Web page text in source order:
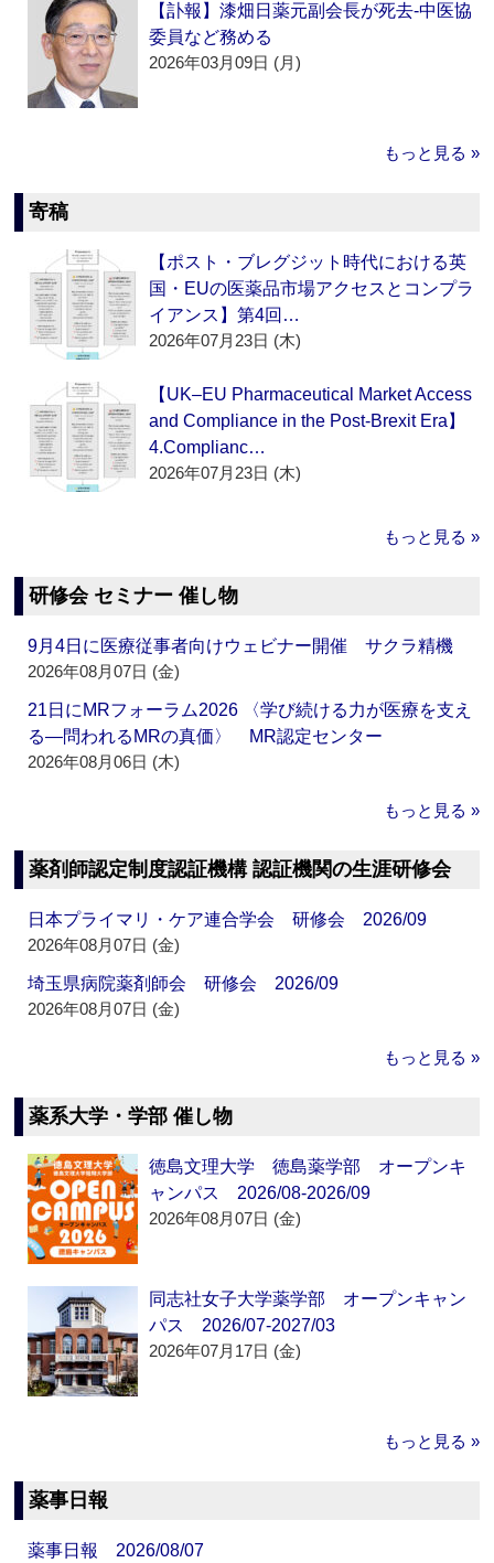
【訃報】漆畑日薬元副会長が死去‐中医協
委員など務める
2026年03月09日 (月)
もっと見る »
寄稿
【ポスト・ブレグジット時代における英
国・EUの医薬品市場アクセスとコンプラ
イアンス】第4回…
2026年07月23日 (木)
【UK–EU Pharmaceutical Market Access
and Compliance in the Post-Brexit Era】
4.Complianc…
2026年07月23日 (木)
もっと見る »
研修会 セミナー 催し物
9月4日に医療従事者向けウェビナー開催 サクラ精機
2026年08月07日 (金)
21日にMRフォーラム2026 〈学び続ける力が医療を支え
る―問われるMRの真価〉 MR認定センター
2026年08月06日 (木)
もっと見る »
薬剤師認定制度認証機構 認証機関の生涯研修会
日本プライマリ・ケア連合学会 研修会 2026/09
2026年08月07日 (金)
埼玉県病院薬剤師会 研修会 2026/09
2026年08月07日 (金)
もっと見る »
薬系大学・学部 催し物
徳島文理大学 徳島薬学部 オープンキ
ャンパス 2026/08-2026/09
2026年08月07日 (金)
同志社女子大学薬学部 オープンキャン
パス 2026/07-2027/03
2026年07月17日 (金)
もっと見る »
薬事日報
薬事日報 2026/08/07